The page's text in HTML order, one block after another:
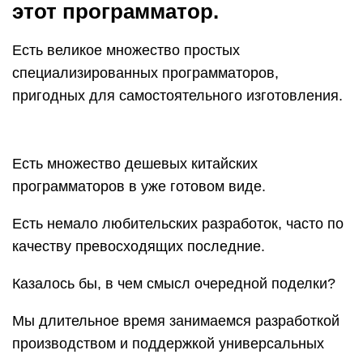
этот программатор.
Есть великое множество простых
специализированных программаторов,
пригодных для самостоятельного изготовления.
Есть множество дешевых китайских
программаторов в уже готовом виде.
Есть немало любительских разработок, часто по
качеству превосходящих последние.
Казалось бы, в чем смысл очередной поделки?
Мы длительное время занимаемся разработкой
производством и поддержкой универсальных